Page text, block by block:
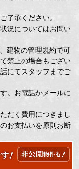
了承ください。
況についてはお問い
建物の管理規約で可
禁止の場合もござい
にてスタッフまでご
。お電話かメールに
だく費用につきまし
お支払いを原則お断